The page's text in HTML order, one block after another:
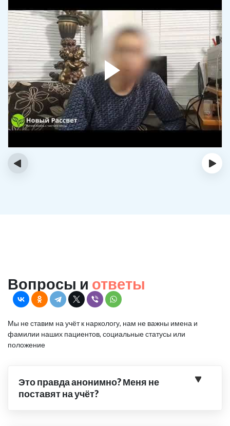
‹ ›
Вопросы и ответы
Мы не ставим на учёт к наркологу, нам не важны имена и
фамилии наших пациентов, социальные статусы или
положение
Это правда анонимно? Меня не
поставят на учёт?